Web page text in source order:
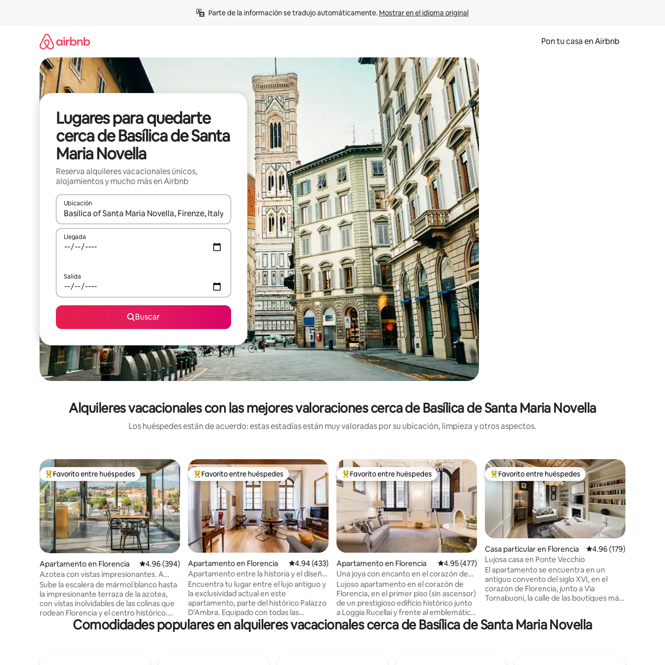
Parte de la información se tradujo automáticamente. Mostrar en el idioma original
Pon tu casa en Airbnb
Lugares para quedarte
cerca de Basílica de Santa
Maria Novella
Reserva alquileres vacacionales únicos,
alojamientos y mucho más en Airbnb
Ubicación
Cuando los resultados estén disponibles, navega con las teclas de flecha hacia arriba y hacia abajo o explora con el tacto o desliza el dedo.
Llegada
Salida
Buscar
Alquileres vacacionales con las mejores valoraciones cerca de Basílica de Santa Maria Novella
Los huéspedes están de acuerdo: estas estadías están muy valoradas por su ubicación, limpieza y otros aspectos.
Favorito entre huéspedes preferido
Favorito entre huéspedes
Apartamento en Florencia Calificación promedio: 4.96 de 5, 394 reseñas
4.96 (394)
Azotea con vistas impresionantes. A
pocos pasos del Duomo.
Sube la escalera de mármol blanco hasta
la impresionante terraza de la azotea,
con vistas inolvidables de las colinas que
rodean Florencia y el centro histórico.
Este apartamento ha sido
recientemente reformado, mezclando
Favorito entre huéspedes preferido
Favorito entre huéspedes
Apartamento en Florencia Calificación promedio: 4.94 de 5, 433 reseñas
4.94 (433)
Apartamento entre la historia y el diseño
cerca de la catedral
Encuentra tu lugar entre el lujo antiguo y
la exclusividad actual en este
apartamento, parte del histórico Palazzo
D'Ambra. Equipado con todas las
comodidades, fascina con sus techos
altos que conservan la decoración
Favorito entre huéspedes preferido
Favorito entre huéspedes
Apartamento en Florencia Calificación promedio: 4.95 de 5, 477 reseñas
4.95 (477)
Una joya con encanto en el corazón de
Florencia
Lujoso apartamento en el corazón de
Florencia, en el primer piso (sin ascensor)
de un prestigioso edificio histórico junto
a Loggia Rucellai y frente al emblemático
Palazzo Rucellai. Situado en Via della
Vigna Nuova, una de las calles más
Favorito entre huéspedes preferido
Favorito entre huéspedes
Casa particular en Florencia Calificación promedio:
4.96 (179)
Lujosa casa en Ponte Vecchio
El apartamento se encuentra en un
antiguo convento del siglo XVI, en el
corazón de Florencia, junto a Via
Tornabuoni, la calle de las boutiques más
restauración, el apartamento cuenta con
Comodidades populares en alquileres vacacionales cerca de Basílica de Santa Maria Novella